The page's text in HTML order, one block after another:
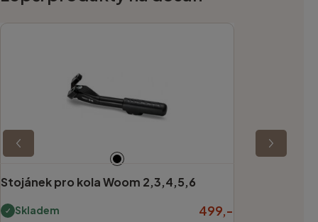
Stojánek pro kola Woom 2,3,4,5,6
Skladem 499,-